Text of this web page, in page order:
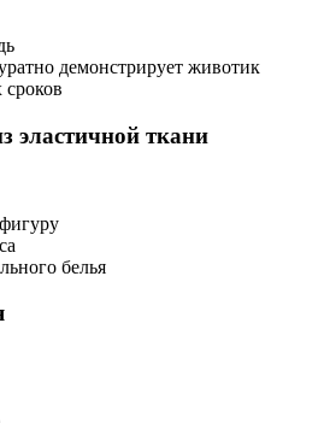
демонстрирует животик
сроков
эластичной ткани
белья